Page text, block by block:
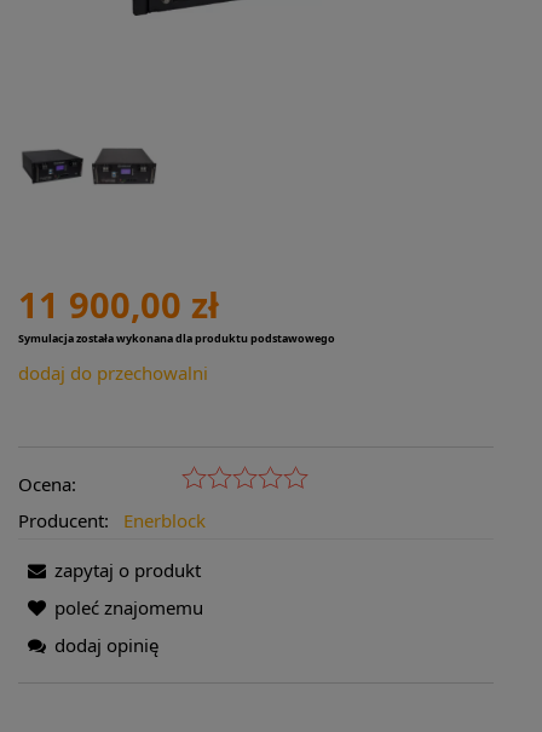
11 900,00 zł
Symulacja została wykonana dla produktu podstawowego
dodaj do przechowalni
Ocena:
Producent:
Enerblock
zapytaj o produkt
poleć znajomemu
dodaj opinię